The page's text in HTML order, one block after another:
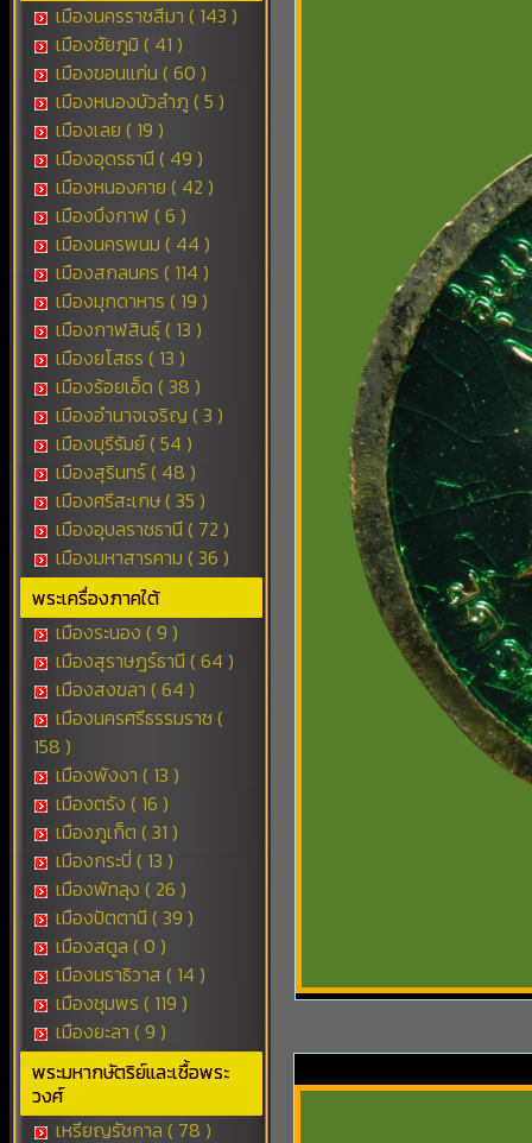
เมืองนครราชสีมา ( 143 )
เมืองชัยภูมิ ( 41 )
เมืองขอนแก่น ( 60 )
เมืองหนองบัวลำภู ( 5 )
เมืองเลย ( 19 )
เมืองอุดรธานี ( 49 )
เมืองหนองคาย ( 42 )
เมืองบึงกาฬ ( 6 )
เมืองนครพนม ( 44 )
เมืองสกลนคร ( 114 )
เมืองมุกดาหาร ( 19 )
เมืองกาฬสินธุ์ ( 13 )
เมืองยโสธร ( 13 )
เมืองร้อยเอ็ด ( 38 )
เมืองอำนาจเจริญ ( 3 )
เมืองบุรีรัมย์ ( 54 )
เมืองสุรินทร์ ( 48 )
เมืองศรีสะเกษ ( 35 )
เมืองอุบลราชธานี ( 72 )
เมืองมหาสารคาม ( 36 )
พระเครื่องภาคใต้
เมืองระนอง ( 9 )
เมืองสุราษฎร์ธานี ( 64 )
เมืองสงขลา ( 64 )
เมืองนครศรีธรรมราช (
158 )
เมืองพังงา ( 13 )
เมืองตรัง ( 16 )
เมืองภูเก็ต ( 31 )
เมืองกระบี่ ( 13 )
เมืองพัทลุง ( 26 )
เมืองปัตตานี ( 39 )
เมืองสตูล ( 0 )
เมืองนราธิวาส ( 14 )
เมืองชุมพร ( 119 )
เมืองยะลา ( 9 )
พระมหากษัตริย์และเชื้อพระ
วงศ์
เหรียญรัชกาล ( 78 )